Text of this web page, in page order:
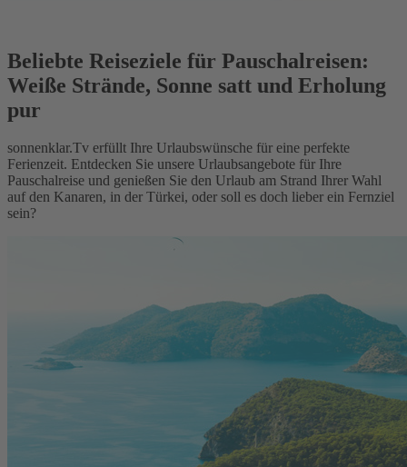
Beliebte Reiseziele für Pauschalreisen:
Weiße Strände, Sonne satt und Erholung
pur
sonnenklar.Tv erfüllt Ihre Urlaubswünsche für eine perfekte
Ferienzeit. Entdecken Sie unsere Urlaubsangebote für Ihre
Pauschalreise und genießen Sie den Urlaub am Strand Ihrer Wahl
auf den Kanaren, in der Türkei, oder soll es doch lieber ein Fernziel
sein?